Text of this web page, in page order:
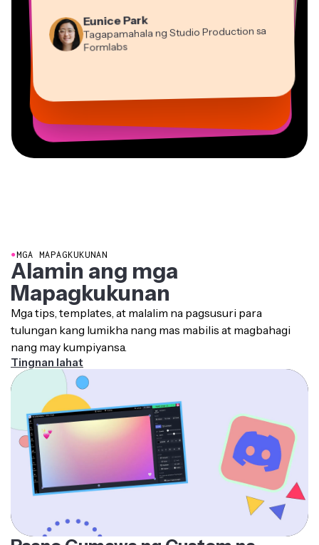
Tagapamahala ng Studio Production sa
Formlabs
AuthentIQMarketing.com
Panos Papagapiou
Kasamang Tagapamahala sa EPATHLON
Gracie Peng
Direktor ng Nilalaman
Editor ng Video
Natasha Ball
Mitch Rawlings
Dina Segovia
Virtual Manggagawa sa Freelance
Alamin ang mga
Mapagkukunan
Mga tips, templates, at malalim na pagsusuri para
tulungan kang lumikha nang mas mabilis at magbahagi
nang may kumpiyansa.
Tingnan lahat
Paano Gumawa ng Custom na